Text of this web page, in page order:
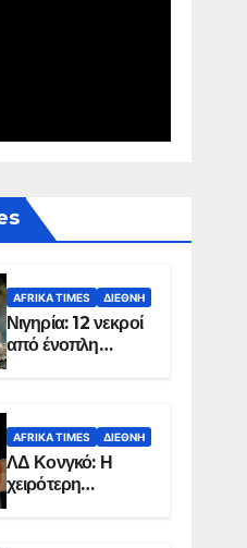
AFRIKA TIMES ΔΙΕΘΝΉ
Νιγηρία: 12 νεκροί
από ένοπλη
επίθεση σε χωριό
AFRIKA TIMES ΔΙΕΘΝΉ
ΛΔ Κονγκό: Η
χειρότερη
επιδημία Έμπολα